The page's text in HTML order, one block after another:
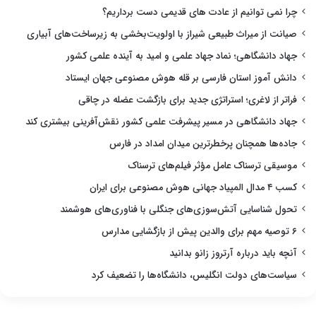
چرا نمی توانیم از عادت های قدیمی دست برداریم؟
صیانت از میراث طبیعی شیراز با اولویت‌بخشی به زیرساخت‌های آبیاری
جهاد دانشگاهی؛ نماد جهاد علمی و امید به آینده علمی کشور
دانش آموز استان فارسی بر قله هوش مصنوعی جهان ایستاد
فراتر از لاغری؛ استراتژی جدید برای بازگشت عضله در چاقی
جهاد دانشگاهی در مسیر پیشرفت علمی کشور نقش‌آفرینی بیشتری کند
جاده‌ها همچنان پرخطرترین میدان امداد در فارس
موسیقی ترسناک عامل مؤثر فیلم‌های ترسناک
کسب ۴ مدال المپیاد جهانی هوش مصنوعی برای ایران
تحول شناسایی آتش‌سوزی‌های جنگلی با فناوری‌های هوشمند
۶ توصیه مهم برای والدین پیش از بازگشایی مدارس
آنچه باید درباره آرتروز زانو بدانید
سیاست‌های دولت انگلیس، دانشگاه‌ها را تضعیف کرد